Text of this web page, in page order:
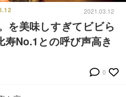
2021.03.12
を美味しすぎてビビら
寿No.1との呼び声高き
0